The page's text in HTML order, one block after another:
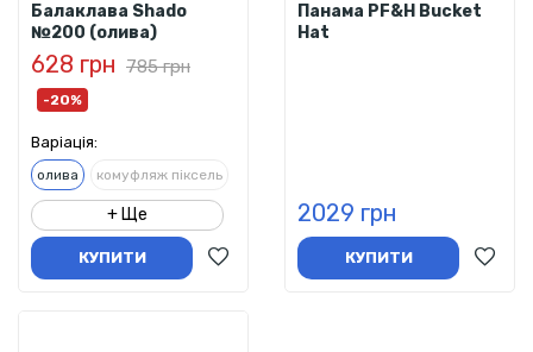
Балаклава Shado
№200 (олива)
628 грн 785 грн
-20%
Варіація:
олива комуфляж піксель
+ Ще
КУПИТИ
Панама PF&H Bucket
Hat
2029 грн
КУПИТИ